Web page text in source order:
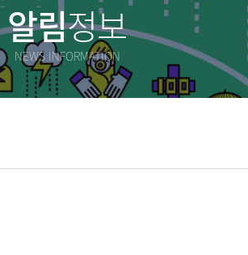
알림정보
NEWS INFORMATION